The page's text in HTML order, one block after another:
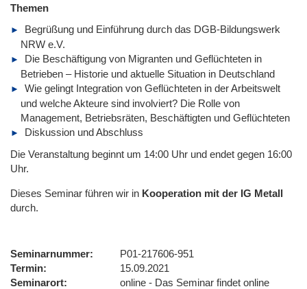
Themen
Begrüßung und Einführung durch das DGB-Bildungswerk
NRW e.V.
Die Beschäftigung von Migranten und Geflüchteten in
Betrieben – Historie und aktuelle Situation in Deutschland
Wie gelingt Integration von Geflüchteten in der Arbeitswelt
und welche Akteure sind involviert? Die Rolle von
Management, Betriebsräten, Beschäftigten und Geflüchteten
Diskussion und Abschluss
Die Veranstaltung beginnt um 14:00 Uhr und endet gegen 16:00
Uhr.
Dieses Seminar führen wir in Kooperation mit der IG Metall
durch.
Seminarnummer
P01-217606-951
Termin
15.09.2021
Seminarort
online - Das Seminar findet online